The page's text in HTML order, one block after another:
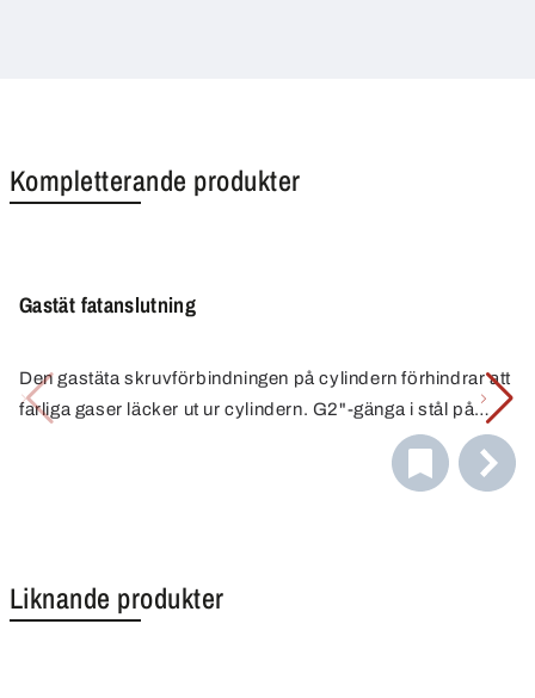
Kompletterande produkter
Gastät fatanslutning
Den gastäta skruvförbindningen på cylindern förhindrar att
farliga gaser läcker ut ur cylindern. G2"-gänga i stål på
cylindern, backventil med anslutning 1/8". Förnicklad
Tack vare sin stabilare anslutning till faten gör
behållaranslutningarna dekanteringen ännu enklare och
Liknande produkter